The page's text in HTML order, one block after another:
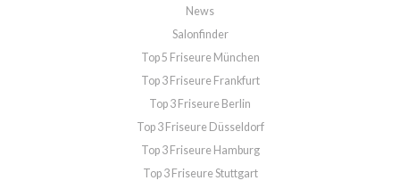
News
Salonfinder
Top 5 Friseure München
Top 3 Friseure Frankfurt
Top 3 Friseure Berlin
Top 3 Friseure Düsseldorf
Top 3 Friseure Hamburg
Top 3 Friseure Stuttgart